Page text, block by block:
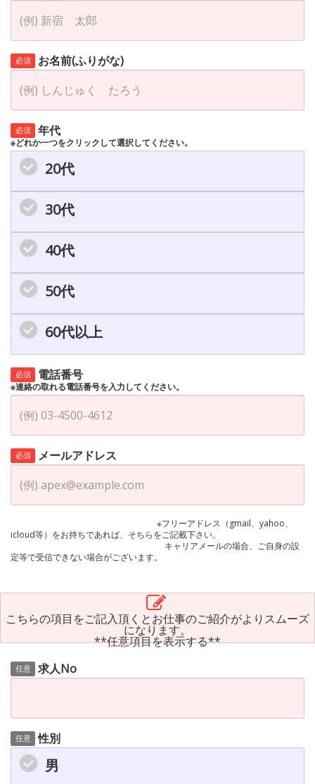
必須 お名前(ふりがな)
必須 年代
※どれか一つをクリックして選択してください。
20代
30代
40代
50代
60代以上
必須 電話番号
※連絡の取れる電話番号を入力してください。
必須 メールアドレス
※フリーアドレス（gmail、yahoo、
icloud等）をお持ちであれば、そちらをご記載下さい。
キャリアメールの場合、ご自身の設
定等で受信できない場合がございます。
こちらの項目をご記入頂くとお仕事のご紹介がよりスムーズ
になります。
**任意項目を表示する**
任意 求人No
任意 性別
男